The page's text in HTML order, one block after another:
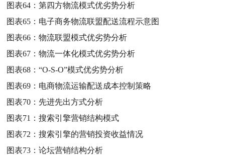
图表64：第四方物流模式优劣势分析
图表65： 电子商务物流联盟配送流程示意图
图表66：物流联盟模式优劣势分析
图表67：物流一体化模式优劣势分析
图表68：“O-S-O”模式优劣势分析
图表69： 电商物流运输配送成本控制策略
图表70： 先进先出方式分析
图表71：搜索引擎营销结构模式
图表72：搜索引擎的营销投资收益情况
图表73：论坛营销结构分析